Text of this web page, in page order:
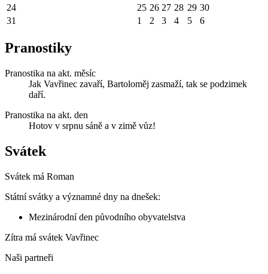
24 25 26 27 28 29 30
31
1 2 3 4 5 6
Pranostiky
Pranostika na akt. měsíc
Jak Vavřinec zavaří, Bartoloměj zasmaží, tak se podzimek
daří.
Pranostika na akt. den
Hotov v srpnu sáně a v zimě vůz!
Svátek
Svátek má Roman
Státní svátky a významné dny na dnešek:
Mezinárodní den původního obyvatelstva
Zítra má svátek Vavřinec
Naši partneři